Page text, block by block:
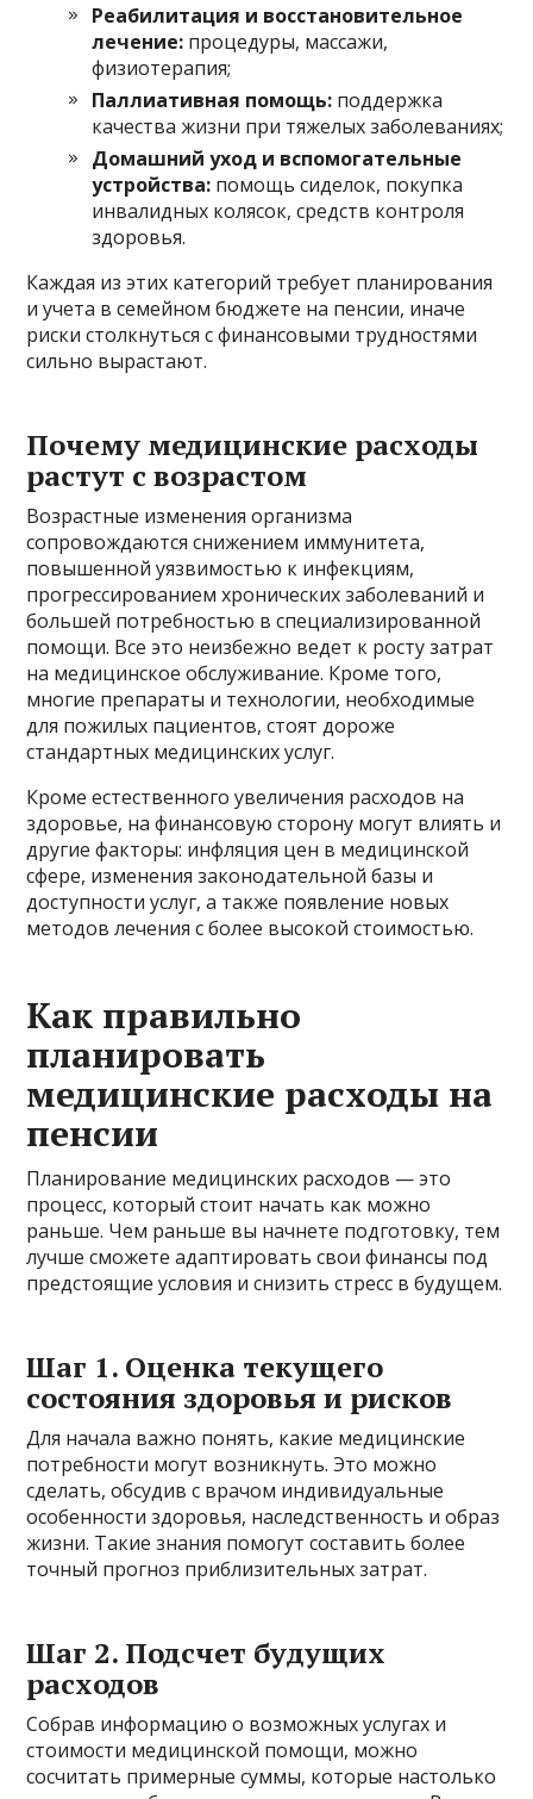
Реабилитация и восстановительное
лечение: процедуры, массажи,
физиотерапия;
Паллиативная помощь: поддержка
качества жизни при тяжелых заболеваниях;
Домашний уход и вспомогательные
устройства: помощь сиделок, покупка
инвалидных колясок, средств контроля
здоровья.
Каждая из этих категорий требует планирования
и учета в семейном бюджете на пенсии, иначе
риски столкнуться с финансовыми трудностями
сильно вырастают.
Почему медицинские расходы
растут с возрастом
Возрастные изменения организма
сопровождаются снижением иммунитета,
повышенной уязвимостью к инфекциям,
прогрессированием хронических заболеваний и
большей потребностью в специализированной
помощи. Все это неизбежно ведет к росту затрат
на медицинское обслуживание. Кроме того,
многие препараты и технологии, необходимые
для пожилых пациентов, стоят дороже
стандартных медицинских услуг.
Кроме естественного увеличения расходов на
здоровье, на финансовую сторону могут влиять и
другие факторы: инфляция цен в медицинской
сфере, изменения законодательной базы и
доступности услуг, а также появление новых
методов лечения с более высокой стоимостью.
Как правильно
планировать
медицинские расходы на
пенсии
Планирование медицинских расходов — это
процесс, который стоит начать как можно
раньше. Чем раньше вы начнете подготовку, тем
лучше сможете адаптировать свои финансы под
предстоящие условия и снизить стресс в будущем.
Шаг 1. Оценка текущего
состояния здоровья и рисков
Для начала важно понять, какие медицинские
потребности могут возникнуть. Это можно
сделать, обсудив с врачом индивидуальные
особенности здоровья, наследственность и образ
жизни. Такие знания помогут составить более
точный прогноз приблизительных затрат.
Шаг 2. Подсчет будущих
расходов
Собрав информацию о возможных услугах и
стоимости медицинской помощи, можно
сосчитать примерные суммы, которые настолько